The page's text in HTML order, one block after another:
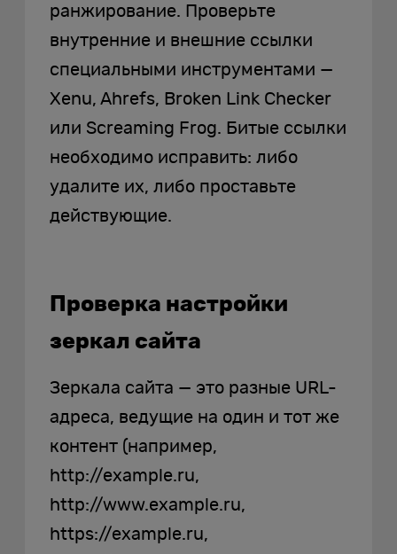
ранжирование. Проверьте
внутренние и внешние ссылки
специальными инструментами —
Xenu, Ahrefs, Broken Link Checker
или Screaming Frog. Битые ссылки
необходимо исправить: либо
удалите их, либо проставьте
действующие.
Проверка настройки
зеркал сайта
Зеркала сайта — это разные URL-
адреса, ведущие на один и тот же
контент (например,
http://example.ru,
http://www.example.ru,
https://example.ru,